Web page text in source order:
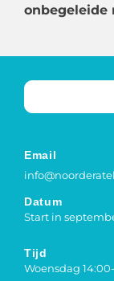
onbegeleide
Email
Datum
Start in
Tijd
Woensdag